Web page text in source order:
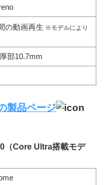
の動画再生 ※モデルにより
部10.7mm
製品ページ
（Core Ultra搭載モデ